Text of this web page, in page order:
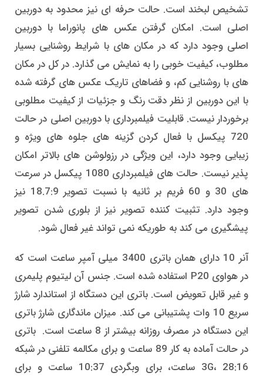
تشخیص لبخند است. حالت حرفه ای نیز محدود به دوربین
اصلی است. امکان گرفتن عکس های پانوراما با دوربین
اصلی وجود دارد که در مکان های با شرایط روشنایی بسیار
مطلوب، کیفیت خوبی را به نمایش می گذارد. در کل در مکان
های با روشنایی کم، و فضاهای تاریک عکس های گرفته شده
با این دوربین از نظر دقت رنگ و جزئیات از کیفیت مطلوبی
برخوردار نیست. قابلیت فیلمبرداری با دوربین اصلی در حالت
720 پیکسل با فعال کردن گزینه های جلوه های ویژه و
زیبایی وجود دارد، این ویژگی در رزولوشن های بالاتر امکان
پذیر نیست. حالت های فیلمبرداری 1080 پیکسل در سرعت
های 30 و 60 فریم بر ثانیه با نسبت تصویر 18.7:9 نیز
وجود دارد. تثبیت کننده تصویر نیز از بلوری شدن تصویر
پیشگیری می کند به طوریکه نمی تواند غیر فعال شود.
آنر 10 دارای همان باتری 3400 میلی آمپر ساعت است که
در هواوی P20 استفاده شده است. جنس آن لیتیوم پلیمری
و غیر قابل تعویض است. باتری این دستگاه از استاندارد شارژ
سریع 10 وات پشتیبانی می کند. میزان ماندگاری شارژ باتری
این دستگاه در مصرف روزانه بیشتر از 8 ساعت است. باتری
در حالت آماده به کار 89 ساعت و برای مکالمه تلفنی در شبکه
3G، 28:16 ساعت، برای وبگردی 10:37 ساعت و برای